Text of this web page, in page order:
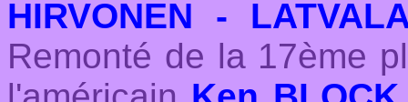
HIRVONEN -
Remonté de la 17ème